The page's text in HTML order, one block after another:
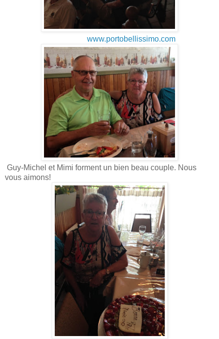
www.portobellissimo.com
Guy-Michel et Mimi forment un bien beau couple. Nous
vous aimons!